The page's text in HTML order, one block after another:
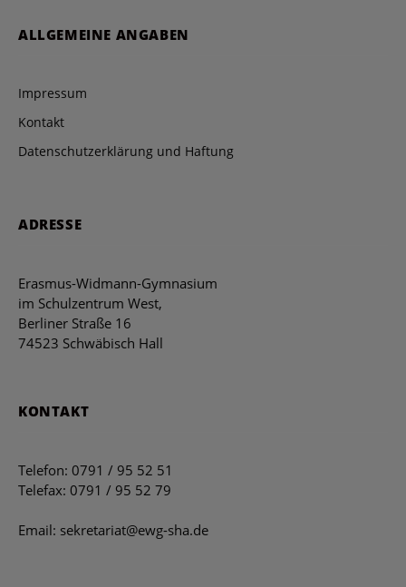
ALLGEMEINE ANGABEN
Impressum
Kontakt
Datenschutzerklärung und Haftung
ADRESSE
Erasmus-Widmann-Gymnasium
im Schulzentrum West,
Berliner Straße 16
74523 Schwäbisch Hall
KONTAKT
Telefon: 0791 / 95 52 51
Telefax: 0791 / 95 52 79
Email: sekretariat@ewg-sha.de